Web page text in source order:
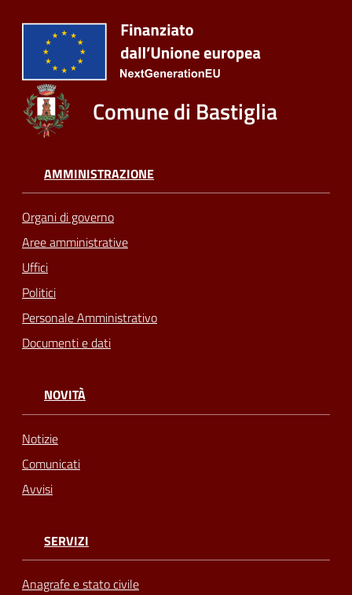
Comune di Bastiglia
AMMINISTRAZIONE
Organi di governo
Aree amministrative
Uffici
Politici
Personale Amministrativo
Documenti e dati
NOVITÀ
Notizie
Comunicati
Avvisi
SERVIZI
Anagrafe e stato civile